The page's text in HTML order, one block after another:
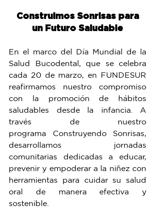
Construimos Sonrisas para
un Futuro Saludable
En el marco del Día Mundial de la
Salud Bucodental, que se celebra
cada 20 de marzo, en FUNDESUR
reafirmamos nuestro compromiso
con la promoción de hábitos
saludables desde la infancia. A
través de nuestro
programa Construyendo Sonrisas,
desarrollamos jornadas
comunitarias dedicadas a educar,
prevenir y empoderar a la niñez con
herramientas para cuidar su salud
oral de manera efectiva y
sostenible.